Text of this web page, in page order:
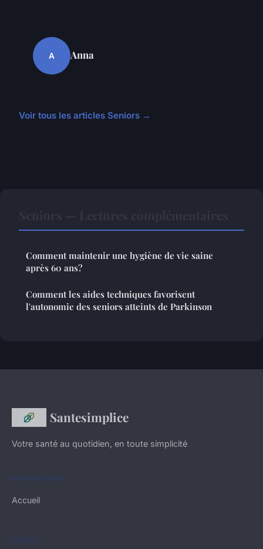
A Anna
Voir tous les articles Seniors →
Comment maintenir une hygiène de vie saine
après 60 ans?
Comment les aides techniques favorisent
l'autonomie des seniors atteints de Parkinson
Santesimplice
Votre santé au quotidien, en toute simplicité
NAVIGATION
Accueil
LÉGAL